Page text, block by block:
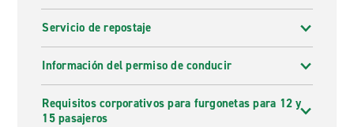
Servicio de repostaje
Información del permiso de conducir
Requisitos corporativos para furgonetas para 12 y
15 pasajeros